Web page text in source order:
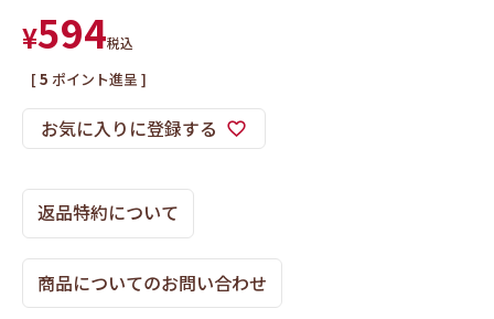
¥594税込
[5 ポイント進呈 ]
お気に入りに登録する
返品特約について
商品についてのお問い合わせ